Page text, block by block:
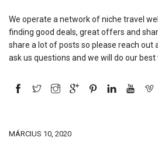
We operate a network of niche travel
finding good deals, great offers and
share a lot of posts so please reach out
ask us questions and we will do our best
MÁRCIUS 10, 2020